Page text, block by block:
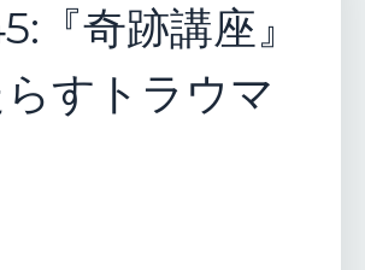
『奇跡講座』
すトラウマ